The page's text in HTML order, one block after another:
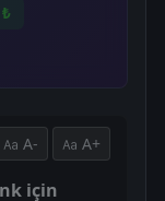
A- A+
için